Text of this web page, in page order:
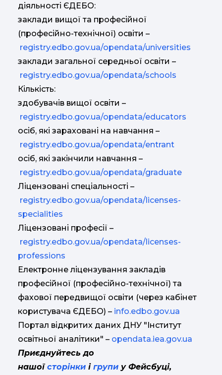
діяльності ЄДЕБО:
заклади вищої та професійної
(професійно-технічної) освіти –
registry.edbo.gov.ua/opendata/universities
заклади загальної середньої освіти –
registry.edbo.gov.ua/opendata/schools
Кількість:
здобувачів вищої освіти –
registry.edbo.gov.ua/opendata/educators
осіб, які зараховані на навчання –
registry.edbo.gov.ua/opendata/entrant
осіб, які закінчили навчання –
registry.edbo.gov.ua/opendata/graduate
Ліцензовані спеціальності –
registry.edbo.gov.ua/opendata/licenses-
specialities
Ліцензовані професії –
registry.edbo.gov.ua/opendata/licenses-
professions
Електронне ліцензування закладів
професійної (професійно-технічної) та
фахової передвищої освіти (через кабінет
користувача ЄДЕБО) – info.edbo.gov.ua
Портал відкритих даних ДНУ "Інститут
освітньої аналітики" – opendata.iea.gov.ua
Приєднуйтесь до
нашої сторінки і групи у Фейсбуці,